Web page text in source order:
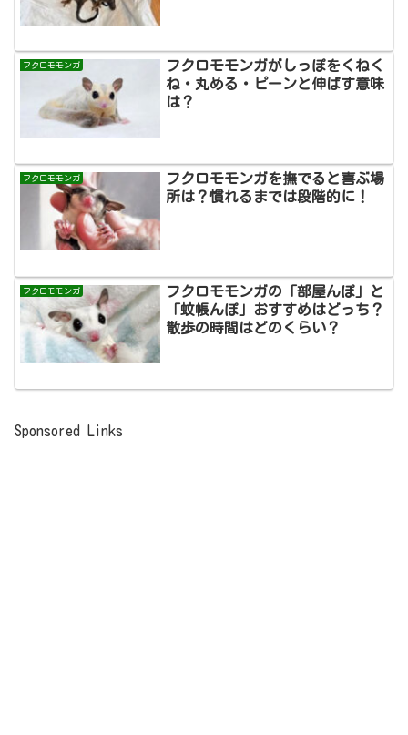
フクロモモンガ
フクロモモンガがしっぽをくねく
ね・丸める・ピーンと伸ばす意味
は？
フクロモモンガ
フクロモモンガを撫でると喜ぶ場
所は？慣れるまでは段階的に！
フクロモモンガ
フクロモモンガの「部屋んぽ」と
「蚊帳んぽ」おすすめはどっち？
散歩の時間はどのくらい？
Sponsored Links